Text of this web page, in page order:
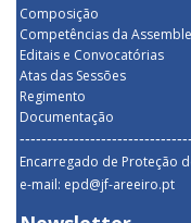
Composição
Competências da
Editais e Convocatórias
Atas das Sessões
Regimento
Documentação
Encarregado de Proteção
e-mail: epd@jf-areeiro.pt